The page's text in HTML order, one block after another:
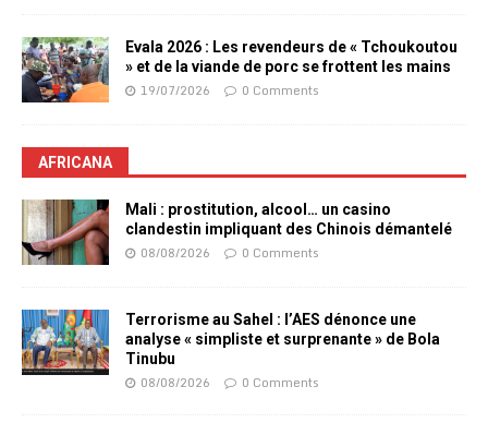
Evala 2026 : Les revendeurs de « Tchoukoutou
» et de la viande de porc se frottent les mains
19/07/2026 0 Comments
AFRICANA
Mali : prostitution, alcool… un casino
clandestin impliquant des Chinois démantelé
08/08/2026 0 Comments
Terrorisme au Sahel : l’AES dénonce une
analyse « simpliste et surprenante » de Bola
Tinubu
08/08/2026 0 Comments